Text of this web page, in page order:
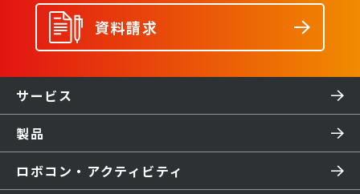
資料請求
サービス
製品
ロボコン・アクティビティ